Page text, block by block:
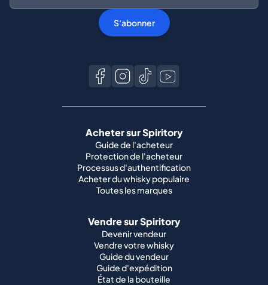
S'abonner
Acheter sur Spiritory
Guide de l'acheteur
Protection de l'acheteur
Processus d'authentification
Acheter du whisky populaire
Toutes les marques
Vendre sur Spiritory
Devenir vendeur
Vendre votre whisky
Guide du vendeur
Guide d'expédition
État de la bouteille